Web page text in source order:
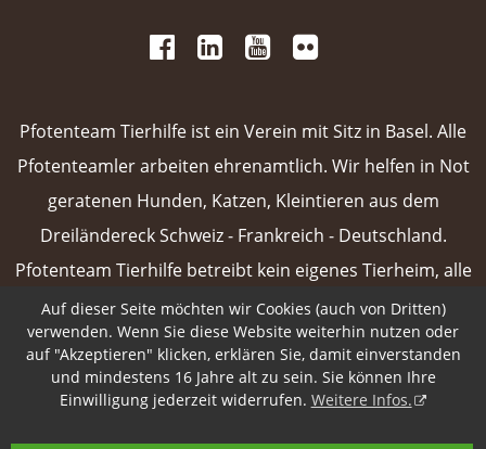
Pfotenteam Tierhilfe ist ein Verein mit Sitz in Basel. Alle
Pfotenteamler arbeiten ehrenamtlich. Wir helfen in Not
geratenen Hunden, Katzen, Kleintieren aus dem
Dreiländereck Schweiz - Frankreich - Deutschland.
Pfotenteam Tierhilfe betreibt kein eigenes Tierheim, alle
unsere Vermittlungstiere sind in Pflegefamilien oder
Tierpensionen untergebracht.Weiterlesen
Auf dieser Seite möchten wir Cookies (auch von Dritten)
verwenden. Wenn Sie diese Website weiterhin nutzen oder
auf "Akzeptieren" klicken, erklären Sie, damit einverstanden
und mindestens 16 Jahre alt zu sein. Sie können Ihre
Einwilligung jederzeit widerrufen. Weitere Infos.